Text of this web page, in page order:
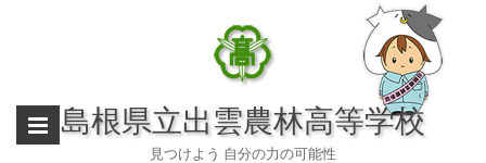
島根県立出雲農林高等学校
見つけよう 自分の力の可能性